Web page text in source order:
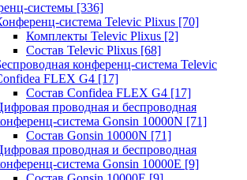
системы [336]
система Televic Plixus [70]
Комплекты Televic Plixus [2]
Состав Televic Plixus [68]
конференц-система Televic
FLEX G4 [17]
Состав Confidea FLEX G4 [17]
проводная и беспроводная
система Gonsin 10000N [71]
Состав Gonsin 10000N [71]
проводная и беспроводная
система Gonsin 10000E [9]